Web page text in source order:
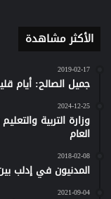
الأكثر مشاهدة
2019-02-17
جميل الصالح: أيام
2024-12-25
وزارة التربية
العام
2018-02-08
المدنيون في إدلب
2021-09-04